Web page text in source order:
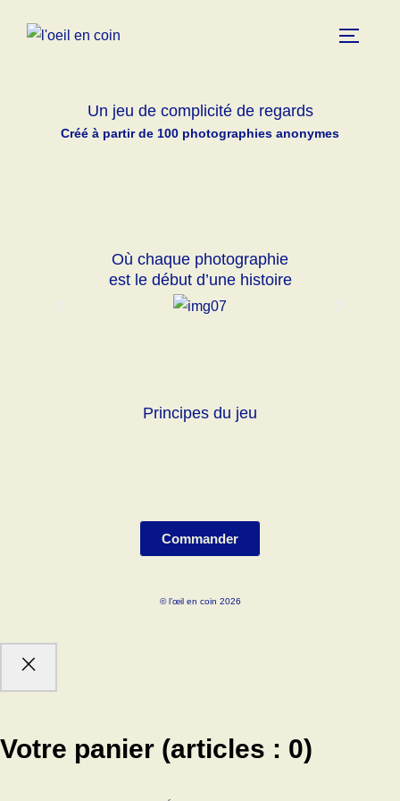
Un jeu de complicité de regards
Créé à partir de 100 photographies anonymes
Où chaque photographie
est le début d’une histoire
Principes du jeu
Commander
© l’œil en coin 2026
Votre panier (articles : 0)